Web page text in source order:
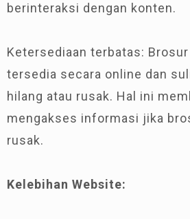
berinteraksi dengan konten.
Ketersediaan terbatas:
tersedia secara online dan
hilang atau rusak. Hal ini
mengakses informasi jika
rusak.
Kelebihan Website: